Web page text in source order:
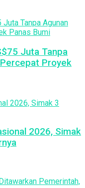
Juta Tanpa
Proyek
2026, Simak